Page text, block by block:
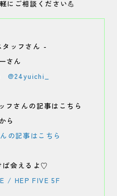
にご相談ください💪
ッフさん -
さん
@24yuichi_
フさんの記事はこちら
から
の記事はこちら
ば会えるよ♡
/ HEP FIVE 5F